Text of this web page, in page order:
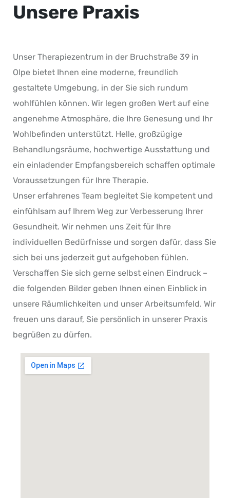
Unsere Praxis
Unser Therapiezentrum in der Bruchstraße 39 in
Olpe bietet Ihnen eine moderne, freundlich
gestaltete Umgebung, in der Sie sich rundum
wohlfühlen können. Wir legen großen Wert auf eine
angenehme Atmosphäre, die Ihre Genesung und Ihr
Wohlbefinden unterstützt. Helle, großzügige
Behandlungsräume, hochwertige Ausstattung und
ein einladender Empfangsbereich schaffen optimale
Voraussetzungen für Ihre Therapie.
Unser erfahrenes Team begleitet Sie kompetent und
einfühlsam auf Ihrem Weg zur Verbesserung Ihrer
Gesundheit. Wir nehmen uns Zeit für Ihre
individuellen Bedürfnisse und sorgen dafür, dass Sie
sich bei uns jederzeit gut aufgehoben fühlen.
Verschaffen Sie sich gerne selbst einen Eindruck –
die folgenden Bilder geben Ihnen einen Einblick in
unsere Räumlichkeiten und unser Arbeitsumfeld. Wir
freuen uns darauf, Sie persönlich in unserer Praxis
begrüßen zu dürfen.